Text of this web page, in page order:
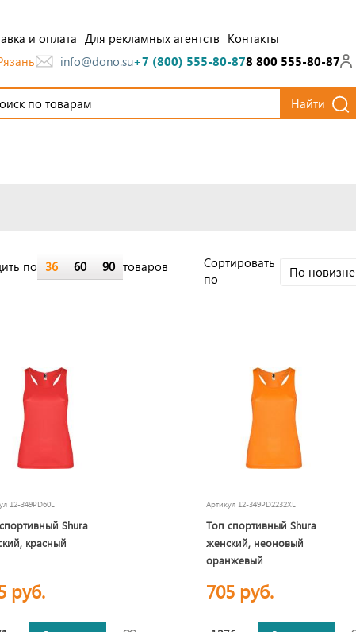
и оплата Для рекламных агентств Контакты
info@dono.su+7 (800) 555-80-878 800 555-80-87
Найти
по 36 60 90 товаров
Cортировать
по
По новизне
12-349PD60L
Shura
красный
руб.
Артикул 12-349PD2232XL
Топ спортивный Shura
женский, неоновый
оранжевый
705 руб.